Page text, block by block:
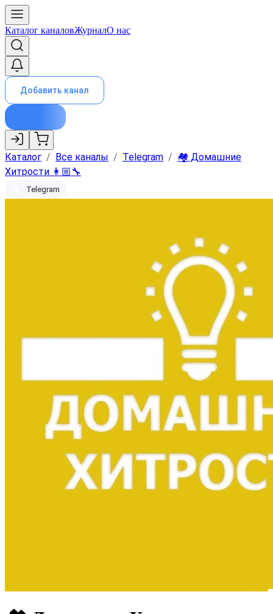
Каталог каналовЖурналО нас
Добавить канал
Каталог / Все каналы / Telegram / 🏘 Домашние
Хитрости 👩🏼‍🔧
Telegram